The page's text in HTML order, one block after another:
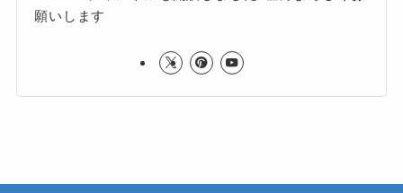
願いします